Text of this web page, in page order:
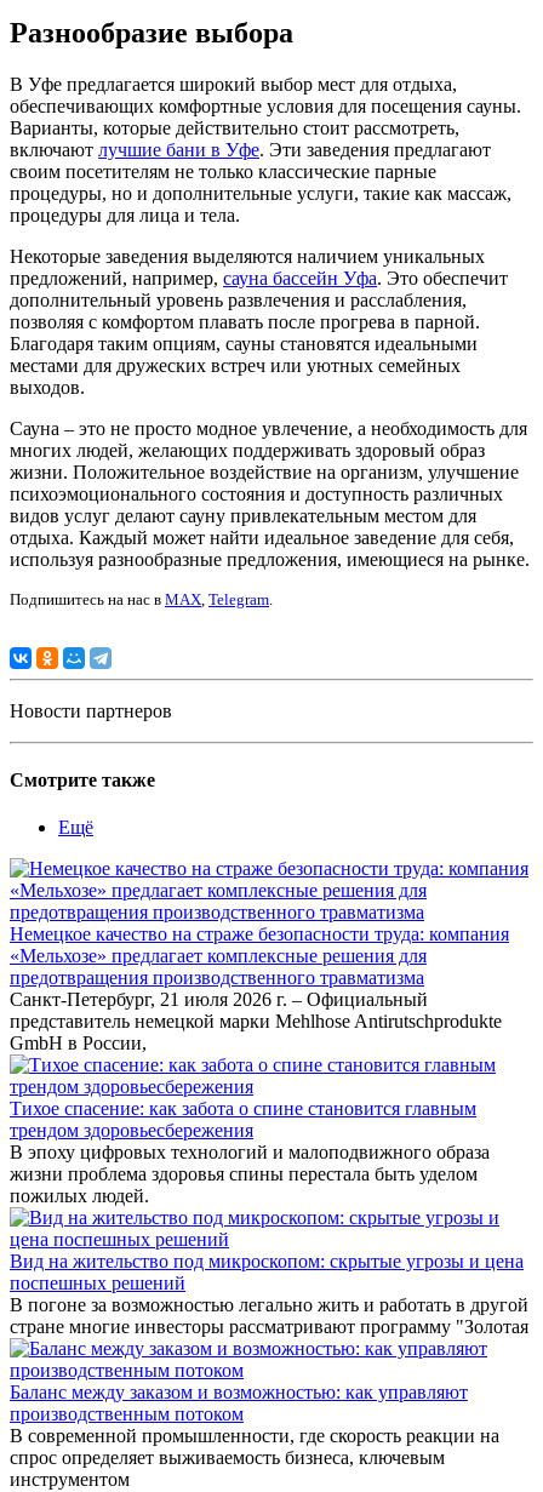
Разнообразие выбора
В Уфе предлагается широкий выбор мест для отдыха,
обеспечивающих комфортные условия для посещения сауны.
Варианты, которые действительно стоит рассмотреть,
включают лучшие бани в Уфе. Эти заведения предлагают
своим посетителям не только классические парные
процедуры, но и дополнительные услуги, такие как массаж,
процедуры для лица и тела.
Некоторые заведения выделяются наличием уникальных
предложений, например, сауна бассейн Уфа. Это обеспечит
дополнительный уровень развлечения и расслабления,
позволяя с комфортом плавать после прогрева в парной.
Благодаря таким опциям, сауны становятся идеальными
местами для дружеских встреч или уютных семейных
выходов.
Сауна – это не просто модное увлечение, а необходимость для
многих людей, желающих поддерживать здоровый образ
жизни. Положительное воздействие на организм, улучшение
психоэмоционального состояния и доступность различных
видов услуг делают сауну привлекательным местом для
отдыха. Каждый может найти идеальное заведение для себя,
используя разнообразные предложения, имеющиеся на рынке.
Подпишитесь на нас в MAX Telegram
Новости партнеров
Смотрите также
Ещё
Немецкое качество на страже безопасности труда: компания
«Мельхозе» предлагает комплексные решения для
предотвращения производственного травматизма
Санкт-Петербург, 21 июля 2026 г. – Официальный
представитель немецкой марки Mehlhose Antirutschprodukte
GmbH в России,
Тихое спасение: как забота о спине становится главным
трендом здоровьесбережения
В эпоху цифровых технологий и малоподвижного образа
жизни проблема здоровья спины перестала быть уделом
пожилых людей.
Вид на жительство под микроскопом: скрытые угрозы и цена
поспешных решений
В погоне за возможностью легально жить и работать в другой
стране многие инвесторы рассматривают программу "Золотая
Баланс между заказом и возможностью: как управляют
производственным потоком
В современной промышленности, где скорость реакции на
спрос определяет выживаемость бизнеса, ключевым
инструментом